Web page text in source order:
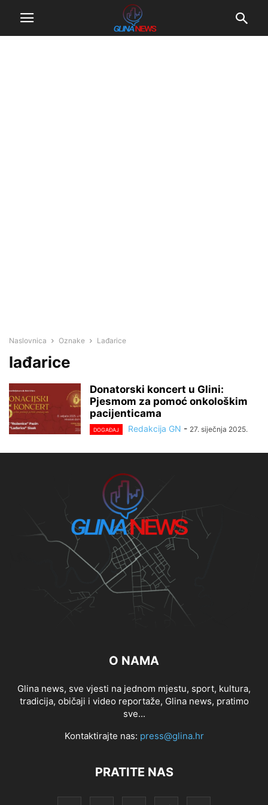
Naslovnica Oznake Lađarice
lađarice
Donatorski koncert u Glini:
Pjesmom za pomoć onkološkim
pacijenticama
DOGAĐAJ Redakcija GN - 27. siječnja 2025.
O NAMA
Glina news, sve vjesti na jednom mjestu, sport, kultura,
tradicija, običaji i video reportaže, Glina news, pratimo
sve...
Kontaktirajte nas: press@glina.hr
PRATITE NAS